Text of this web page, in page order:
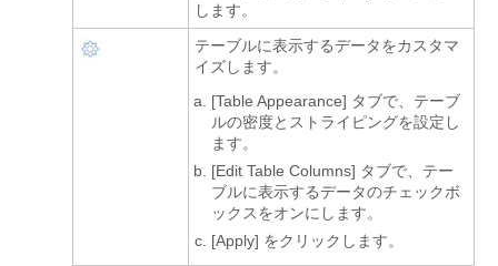
します。
テーブルに表示するデータをカスタマ
イズします。
[Table Appearance] タブで、テーブ
ルの密度とストライピングを設定し
ます。
[Edit Table Columns] タブで、テー
ブルに表示するデータのチェックボ
ックスをオンにします。
[Apply] をクリックします。